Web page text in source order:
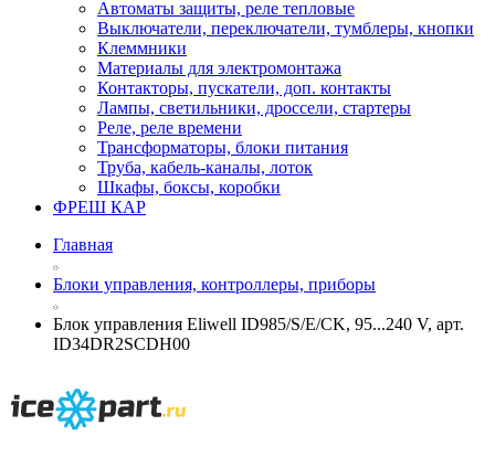
Автоматы защиты, реле тепловые
Выключатели, переключатели, тумблеры, кнопки
Клеммники
Материалы для электромонтажа
Контакторы, пускатели, доп. контакты
Лампы, светильники, дроссели, стартеры
Реле, реле времени
Трансформаторы, блоки питания
Труба, кабель-каналы, лоток
Шкафы, боксы, коробки
ФРЕШ КАР
Главная
Блоки управления, контроллеры, приборы
Блок управления Eliwell ID985/S/E/CK, 95...240 V, арт.
ID34DR2SCDH00